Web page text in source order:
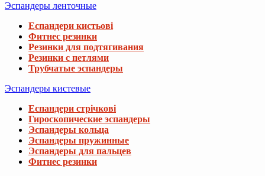
Эспандеры ленточные
Еспандери кистьові
Фитнес резинки
Резинки для подтягивания
Резинки с петлями
Трубчатые эспандеры
Эспандеры кистевые
Еспандери стрічкові
Гироскопические эспандеры
Эспандеры кольца
Эспандеры пружинные
Эспандеры для пальцев
Фитнес резинки